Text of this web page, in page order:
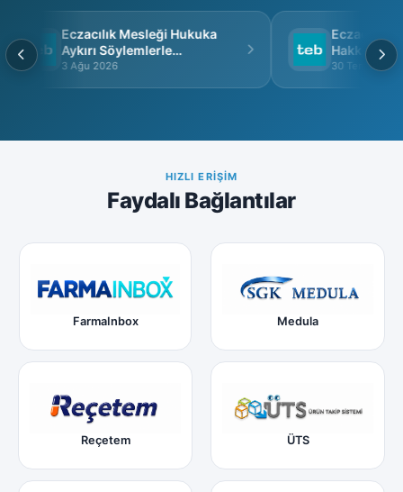
Eczacılık Mesleği Hukuka
Aykırı Söylemlerle
İtibarsızlaştırılamaz
3 Ağu 2026
Eczacı
Hakkında
30 Tem 2026
HIZLI ERIŞIM
Faydalı Bağlantılar
FarmaInbox Medula
Reçetem ÜTS